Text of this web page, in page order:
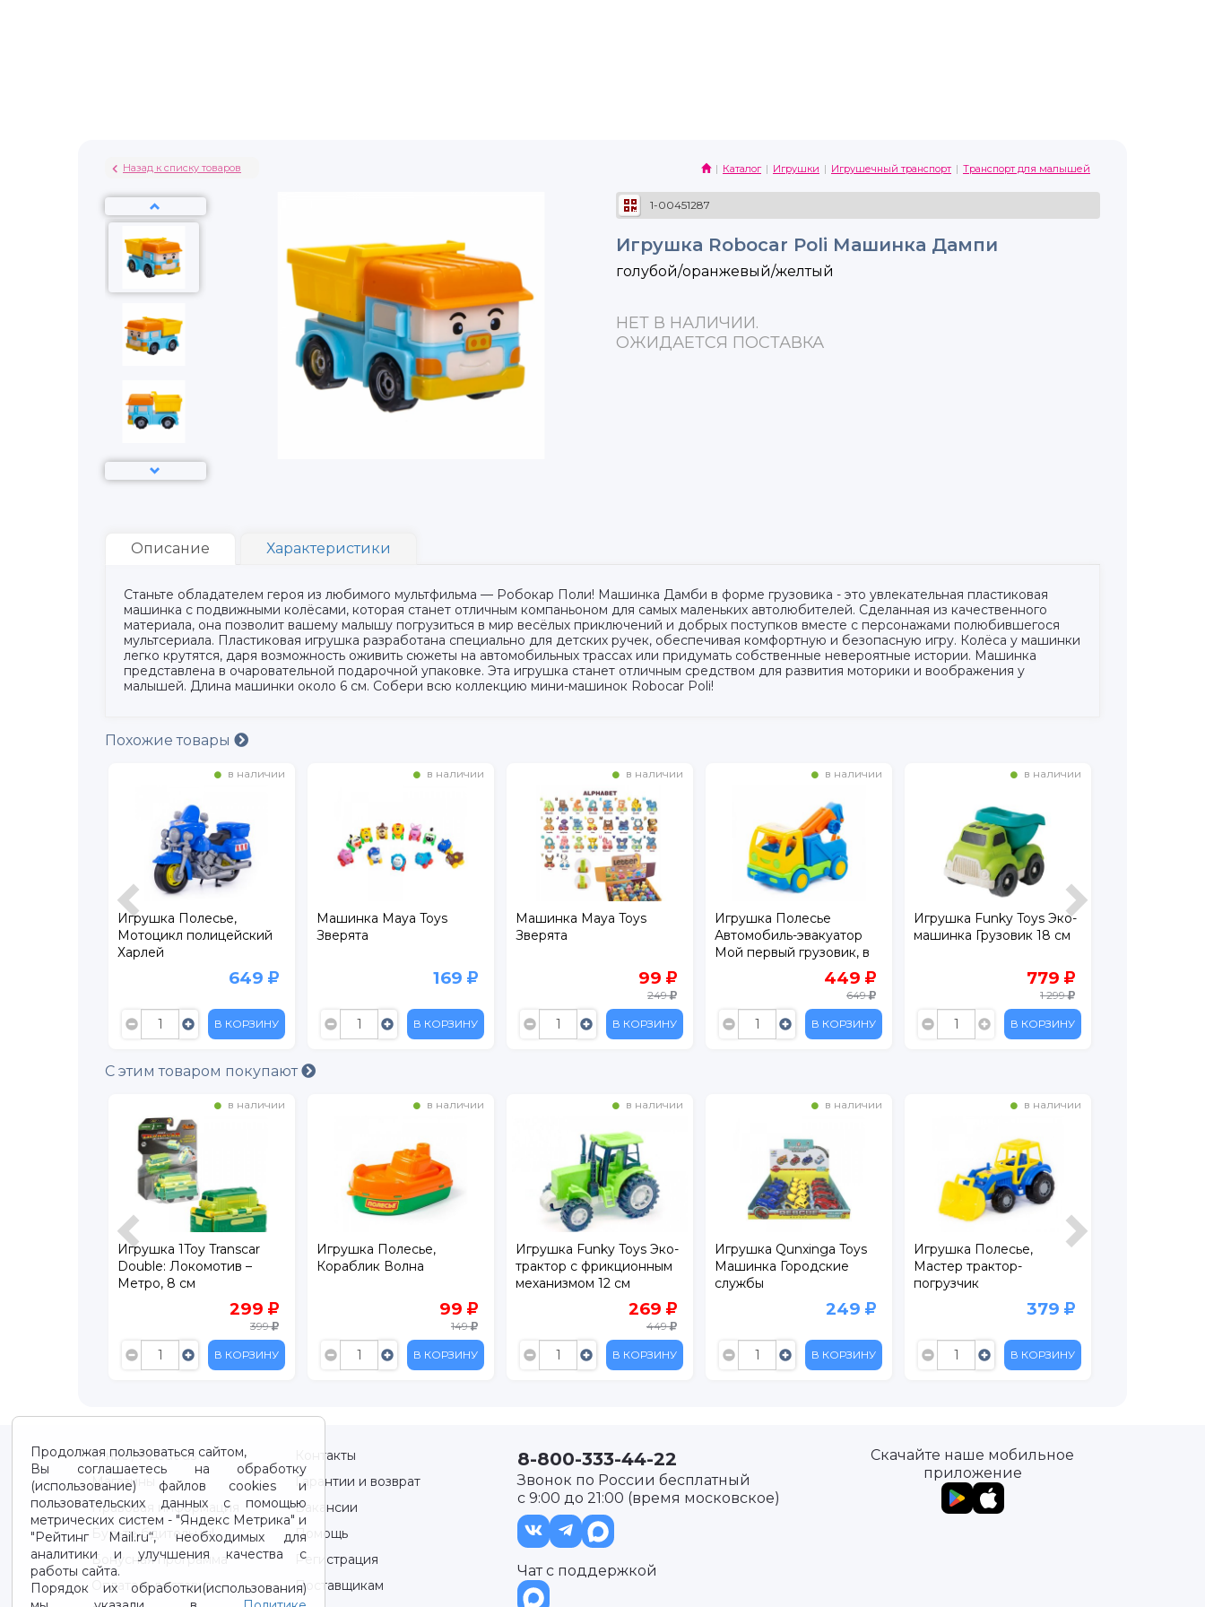
Назад к списку товаров Каталог Игрушки Игрушечный транспорт Транспорт для малышей
1-00451287
Игрушка Robocar Poli Машинка Дампи
голубой/оранжевый/желтый
НЕТ В НАЛИЧИИ.
ОЖИДАЕТСЯ ПОСТАВКА
Описание Характеристики
Станьте обладателем героя из любимого мультфильма — Робокар Поли! Машинка Дамби в форме грузовика - это увлекательная пластиковая
машинка с подвижными колёсами, которая станет отличным компаньоном для самых маленьких автолюбителей. Сделанная из качественного
материала, она позволит вашему малышу погрузиться в мир весёлых приключений и добрых поступков вместе с персонажами полюбившегося
мультсериала. Пластиковая игрушка разработана специально для детских ручек, обеспечивая комфортную и безопасную игру. Колёса у машинки
легко крутятся, даря возможность оживить сюжеты на автомобильных трассах или придумать собственные невероятные истории. Машинка
представлена в очаровательной подарочной упаковке. Эта игрушка станет отличным средством для развития моторики и воображения у
малышей. Длина машинки около 6 см. Собери всю коллекцию мини-машинок Robocar Poli!
Похожие товары
в наличии
Игрушка Полесье,
Мотоцикл полицейский
Харлей
649
В КОРЗИНУ
в наличии
Машинка Maya Toys
Зверята
169
В КОРЗИНУ
в наличии
Машинка Maya Toys
Зверята
99
249
В КОРЗИНУ
в наличии
Игрушка Полесье
Автомобиль-эвакуатор
Мой первый грузовик, в
449
649
В КОРЗИНУ
в наличии
Игрушка Funky Toys Эко-
машинка Грузовик 18 см
779
1 299
В КОРЗИНУ
С этим товаром покупают
в наличии
Игрушка 1Toy Transcar
Double: Локомотив –
Метро, 8 см
299
399
В КОРЗИНУ
в наличии
Игрушка Полесье,
Кораблик Волна
99
149
В КОРЗИНУ
в наличии
Игрушка Funky Toys Эко-
трактор с фрикционным
механизмом 12 см
269
449
В КОРЗИНУ
в наличии
Игрушка Qunxinga Toys
Машинка Городские
службы
249
В КОРЗИНУ
в наличии
Игрушка Полесье,
Мастер трактор-
погрузчик
379
В КОРЗИНУ
Продолжая пользоваться сайтом,
Вы соглашаетесь на обработку
(использование) файлов cookies и
пользовательских данных с помощью
метрических систем - "Яндекс Метрика" и
"Рейтинг Mail.ru“, необходимых для
аналитики и улучшения качества с
работы сайта.
Порядок их обработки(использования)
О нас / About us
Контакты
Магазины
Гарантии и возврат
Правовая информация
Вакансии
Будьте бдительны!
Помощь
Бонусная программа
Регистрация
Оплата и доставка
Поставщикам
8-800-333-44-22
Звонок по России бесплатный
с 9:00 до 21:00 (время московское)
Чат с поддержкой
Скачайте наше мобильное
приложение